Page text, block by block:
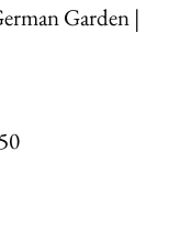
Garden |